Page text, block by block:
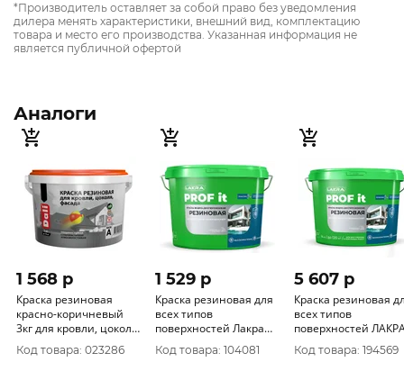
*Производитель оставляет за собой право без уведомления
дилера менять характеристики, внешний вид, комплектацию
товара и место его производства. Указанная информация не
является публичной офертой
Аналоги
1 568 p
Краска резиновая
красно-коричневый
3кг для кровли, цоколя,
фасада Дали
Код товара: 023286
1 529 p
Краска резиновая для
всех типов
поверхностей Лакра
PROF IT база А, Белый
RAL 9003 3 кг
Код товара: 104081
5 607 p
Краска резиновая
всех типов
поверхностей
PROF IT графит RAL
7024 14кг
Код товара: 194569